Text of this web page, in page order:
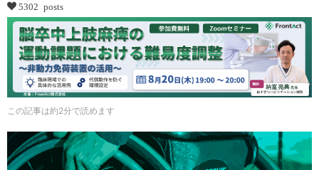
5302 posts
この記事は約2分で読めます